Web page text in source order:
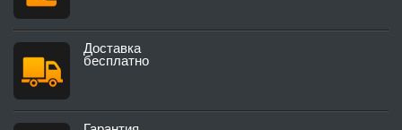
Доставка
бесплатно